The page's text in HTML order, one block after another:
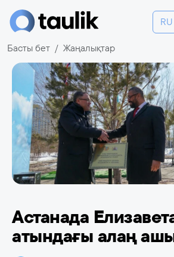
RU
Басты бет Жаңалықтар
Астанада
атындағы алаң